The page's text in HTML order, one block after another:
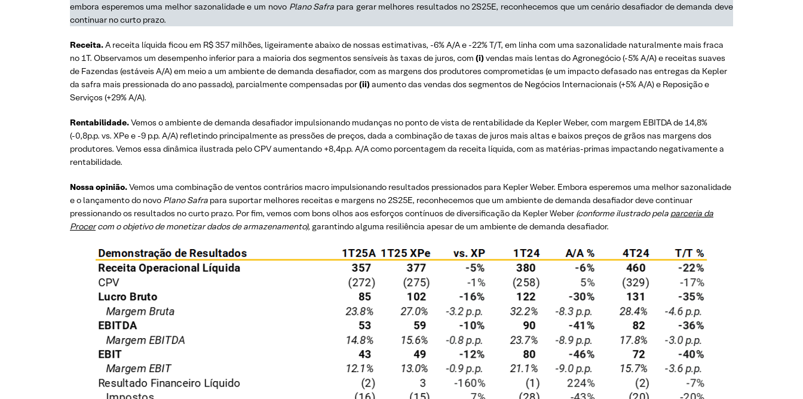
embora esperemos uma melhor sazonalidade e um novo Plano Safra para gerar melhores resultados no 2S25E, reconhecemos que um cenário desafiador de demanda deve
continuar no curto prazo.
Receita.A receita líquida ficou em R$ 357 milhões, ligeiramente abaixo de nossas estimativas, -6% A/A e -22% T/T, em linha com uma sazonalidade naturalmente mais fraca
no 1T. Observamos um desempenho inferior para a maioria dos segmentos sensíveis às taxas de juros, com (i)vendas mais lentas do Agronegócio (-5% A/A) e receitas suaves
de Fazendas (estáveis A/A) em meio a um ambiente de demanda desafiador, com as margens dos produtores comprometidas (e um impacto defasado nas entregas da Kepler
da safra mais pressionada do ano passado), parcialmente compensadas por(ii)aumento das vendas dos segmentos de Negócios Internacionais (+5% A/A) e Reposição e
Serviços (+29% A/A).
Rentabilidade.Vemos o ambiente de demanda desafiador impulsionando mudanças no ponto de vista de rentabilidade da Kepler Weber, com margem EBITDA de 14,8%
(-0,8p.p. vs. XPe e -9 p.p. A/A) refletindo principalmente as pressões de preços, dada a combinação de taxas de juros mais altas e baixos preços de grãos nas margens dos
produtores. Vemos essa dinâmica ilustrada pelo CPV aumentando +8,4p.p. A/A como porcentagem da receita líquida, com as matérias-primas impactando negativamente a
rentabilidade.
Nossa opinião.Vemos uma combinação de ventos contrários macro impulsionando resultados pressionados para Kepler Weber. Embora esperemos uma melhor sazonalidade
e o lançamento do novo Plano Safra para suportar melhores receitas e margens no 2S25E, reconhecemos que um ambiente de demanda desafiador deve continuar
pressionando os resultados no curto prazo. Por fim, vemos com bons olhos aos esforços contínuos de diversificação da Kepler Weber (conforme ilustrado pela parceria da
Procercom o objetivo de monetizar dados de armazenamento), garantindo alguma resiliência apesar de um ambiente de demanda desafiador.